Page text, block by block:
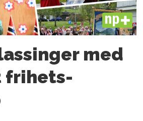
PLUS
med
frihets­